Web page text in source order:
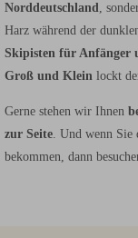
Norddeutschland,
Harz während der
Skipisten für Anfänger
Groß und Klein lockt
Gerne stehen wir Ihnen
zur Seite. Und wenn Sie
bekommen, dann